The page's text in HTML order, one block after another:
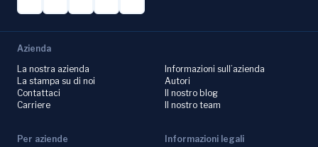
Azienda
La nostra azienda
La stampa su di noi
Contattaci
Carriere
Informazioni sull’azienda
Autori
Il nostro blog
Il nostro team
Per aziende
Informazioni legali